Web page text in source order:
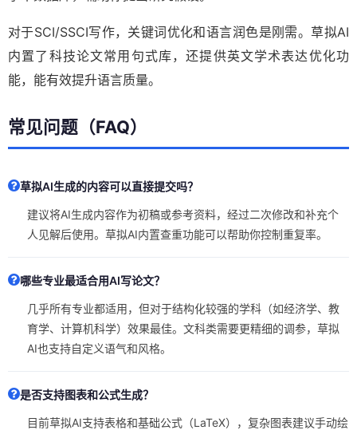
对于SCI/SSCI写作，关键词优化和语言润色是刚需。草拟AI
内置了科技论文常用句式库，还提供英文学术表达优化功
能，能有效提升语言质量。
常见问题（FAQ）
草拟AI生成的内容可以直接提交吗？
建议将AI生成内容作为初稿或参考资料，经过二次修改和补充个
人见解后使用。草拟AI内置查重功能可以帮助你控制重复率。
哪些专业最适合用AI写论文？
几乎所有专业都适用，但对于结构化较强的学科（如经济学、教
育学、计算机科学）效果最佳。文科类需要更精细的调参，草拟
AI也支持自定义语气和风格。
是否支持图表和公式生成？
目前草拟AI支持表格和基础公式（LaTeX），复杂图表建议手动绘